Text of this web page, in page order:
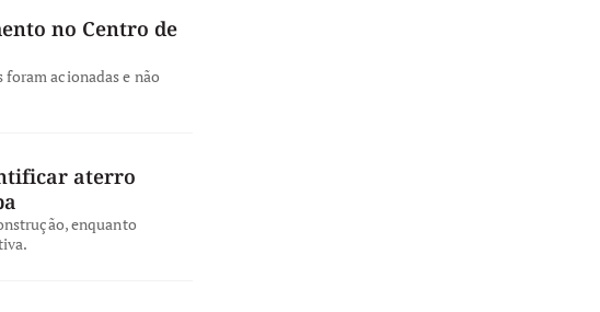
no Centro de
acionadas e não
aterro
enquanto